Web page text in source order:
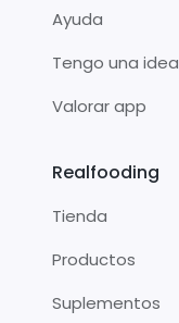
Ayuda
Tengo una idea
Valorar app
Realfooding
Tienda
Productos
Suplementos